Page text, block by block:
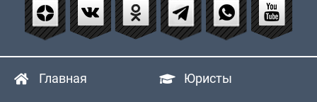
Главная Юристы